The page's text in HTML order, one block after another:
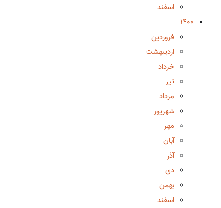
اسفند
1400
فروردین
اردیبهشت
خرداد
تیر
مرداد
شهریور
مهر
آبان
آذر
دی
بهمن
اسفند